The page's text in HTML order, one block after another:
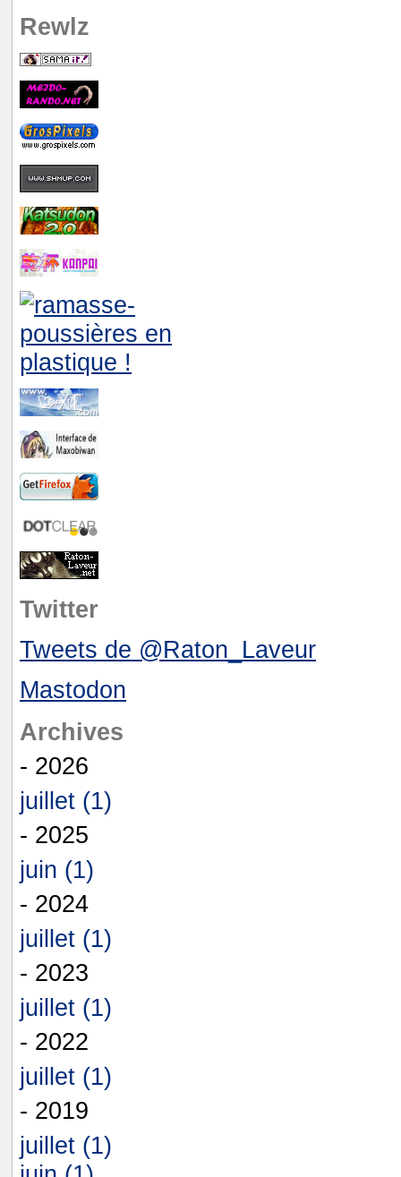
Rewlz
Twitter
Tweets de @Raton_Laveur
Mastodon
Archives
- 2026
juillet (1)
- 2025
juin (1)
- 2024
juillet (1)
- 2023
juillet (1)
- 2022
juillet (1)
- 2019
juillet (1)